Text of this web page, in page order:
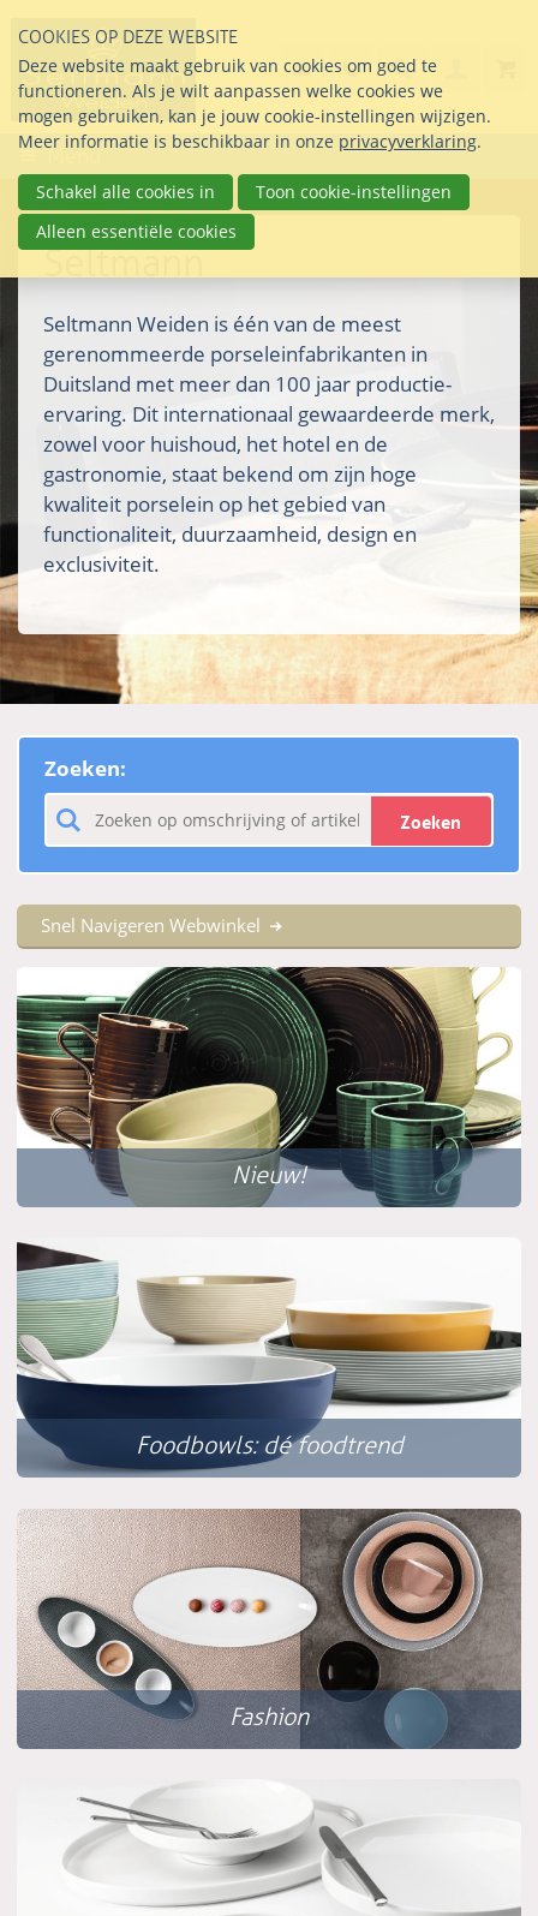
links
over
Direct
naar
inhoud
Direct
naar
het
info@seltmann-
Stel uw vraag
085 76 07 000
Search
Menu
Seltmann
Seltmann Weiden is één van de meest
gerenommeerde porseleinfabrikanten in
Duitsland met meer dan 100 jaar productie-
ervaring. Dit internationaal gewaardeerde merk,
zowel voor huishoud, het hotel en de
gastronomie, staat bekend om zijn hoge
kwaliteit porselein op het gebied van
functionaliteit, duurzaamheid, design en
exclusiviteit.
Zoeken:
Zoeken
Snel Navigeren Webwinkel
Nieuw!
Foodbowls: dé foodtrend
Fashion
COOKIES OP DEZE WEBSITE
Deze website maakt gebruik van cookies om goed te
functioneren. Als je wilt aanpassen welke cookies we
mogen gebruiken, kan je jouw cookie-instellingen wijzigen.
Meer informatie is beschikbaar in onze privacyverklaring.
Schakel alle cookies in
Toon cookie-instellingen
Alleen essentiële cookies